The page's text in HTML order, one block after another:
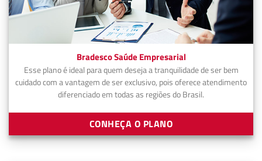
Bradesco Saúde Empresarial
Esse plano é ideal para quem deseja a tranquilidade de ser bem
cuidado com a vantagem de ser exclusivo, pois oferece atendimento
diferenciado em todas as regiões do Brasil.
CONHEÇA O PLANO